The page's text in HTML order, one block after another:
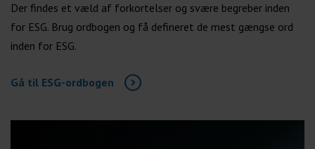
Der findes et væld af forkortelser og svære begreber inden
for ESG. Brug ordbogen og få defineret de mest gængse ord
inden for ESG.
Gå til ESG-ordbogen